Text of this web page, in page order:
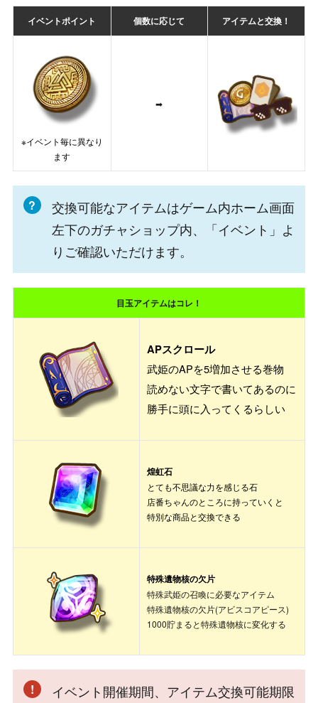
イベントポイント 個数に応じて アイテムと交換！
※イベント毎に異なり
ます
➡
交換可能なアイテムはゲーム内ホーム画面
左下のガチャショップ内、「イベント」よ
りご確認いただけます。
目玉アイテムはコレ！
APスクロール
武姫のAPを5増加させる巻物
読めない文字で書いてあるのに
勝手に頭に入ってくるらしい
煌虹石
とても不思議な力を感じる石
店番ちゃんのところに持っていくと
特別な商品と交換できる
特殊遺物核の欠片
特殊武姫の召喚に必要なアイテム
特殊遺物核の欠片(アビスコアピース)
1000貯まると特殊遺物核に変化する
イベント開催期間、アイテム交換可能期限